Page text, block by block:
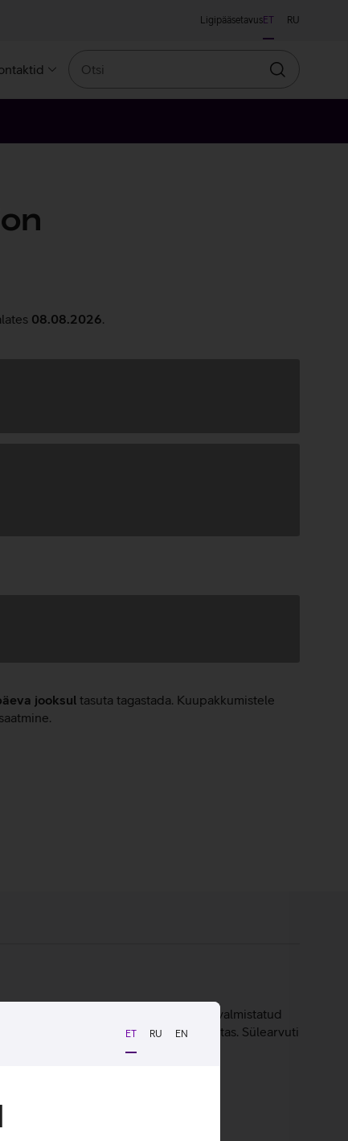
ET RU EN
LigipääsetavusET RU
Otsin
08.08.2026
jooksul tasuta tagastada. Kuupakkumistele
materjalid. Tänu süsinikkiust valmistatud
GB põhimälu ning 512 GB SSD ketas. Sülearvuti